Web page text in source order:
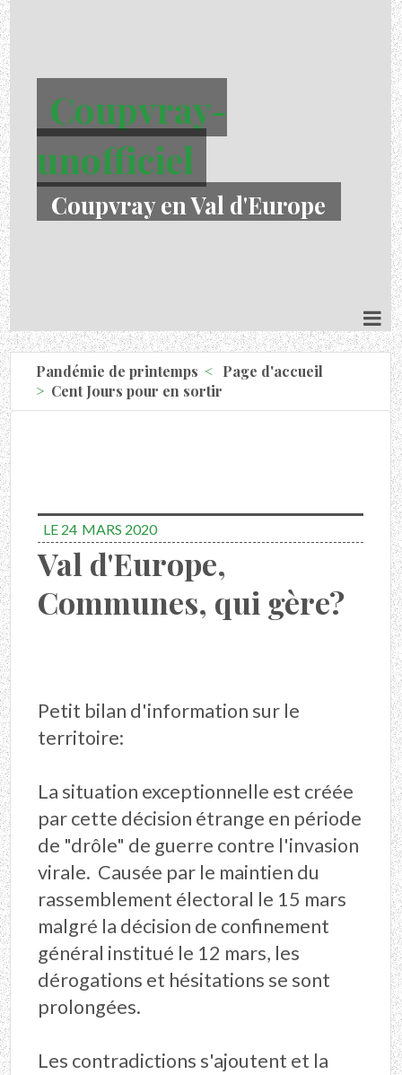
Coupvray-
unofficiel
Coupvray en Val d'Europe
Pandémie de printemps
Page d'accueil
Cent Jours pour en sortir
LE 24 MARS 2020
Val d'Europe,
Communes, qui gère?
Petit bilan d'information sur le
territoire:
La situation exceptionnelle est créée
par cette décision étrange en période
de "drôle" de guerre contre l'invasion
virale. Causée par le maintien du
rassemblement électoral le 15 mars
malgré la décision de confinement
général institué le 12 mars, les
dérogations et hésitations se sont
prolongées.
Les contradictions s'ajoutent et la